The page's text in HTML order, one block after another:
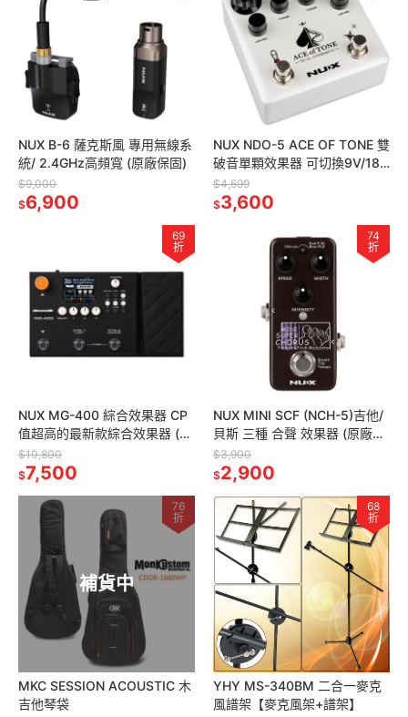
NUX B-6 薩克斯風 專用無線系
統/ 2.4GHz高頻寬 (原廠保固)
$9,000
$6,900
NUX NDO-5 ACE OF TONE 雙
破音單顆效果器 可切換9V/18V
(原廠保固)
$4,699
$3,600
69
折
NUX MG-400 綜合效果器 CP
值超高的最新款綜合效果器 (原
廠保固)
$10,800
$7,500
74
折
NUX MINI SCF (NCH-5)吉他/
貝斯 三種 合聲 效果器 (原廠保
固)
$3,900
$2,900
補貨中
76
折
MKC SESSION ACOUSTIC 木
吉他琴袋
68
折
YHY MS-340BM 二合一麥克
風譜架【麥克風架+譜架】